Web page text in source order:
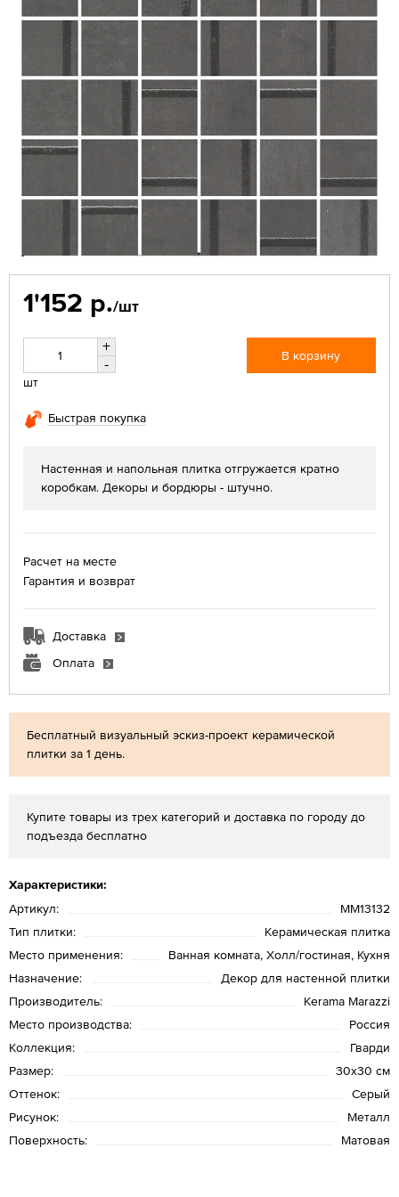
Бесплатный визуальный эскиз-проект керамической
плитки за 1 день.
Купите товары из трех категорий и доставка по городу до
подъезда бесплатно
Характеристики:
Артикул:
MM13132
Тип плитки:
Керамическая плитка
Место применения:
Ванная комната, Холл/гостиная, Кухня
Назначение:
Декор для настенной плитки
Производитель:
Kerama Marazzi
Место производства:
Россия
Коллекция:
Гварди
Размер:
30х30 см
Оттенок:
Серый
Рисунок:
Металл
Поверхность:
Матовая
1'152 р./шт
+
-
шт
В корзину
Быстрая покупка
Настенная и напольная плитка отгружается кратно
коробкам. Декоры и бордюры - штучно.
Расчет на месте
Гарантия и возврат
Доставка
Оплата